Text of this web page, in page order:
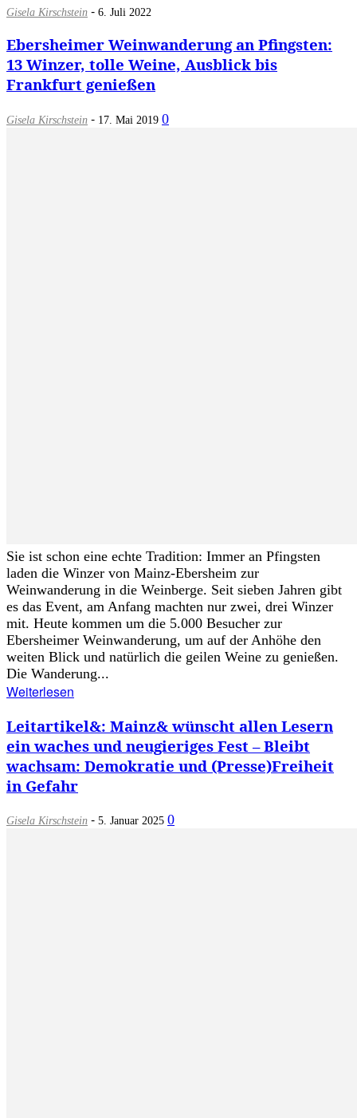
Gisela Kirschstein - 6. Juli 2022
Ebersheimer Weinwanderung an Pfingsten:
13 Winzer, tolle Weine, Ausblick bis
Frankfurt genießen
Gisela Kirschstein - 17. Mai 2019 0
Sie ist schon eine echte Tradition: Immer an Pfingsten
laden die Winzer von Mainz-Ebersheim zur
Weinwanderung in die Weinberge. Seit sieben Jahren gibt
es das Event, am Anfang machten nur zwei, drei Winzer
mit. Heute kommen um die 5.000 Besucher zur
Ebersheimer Weinwanderung, um auf der Anhöhe den
weiten Blick und natürlich die geilen Weine zu genießen.
Die Wanderung...
Weiterlesen
Leitartikel&: Mainz& wünscht allen Lesern
ein waches und neugieriges Fest – Bleibt
wachsam: Demokratie und (Presse)Freiheit
in Gefahr
Gisela Kirschstein - 5. Januar 2025 0